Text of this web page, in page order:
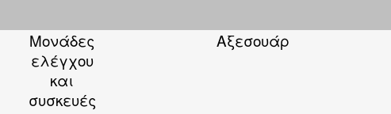
Μονάδες
ελέγχου
και
συσκευές
Αξεσουάρ